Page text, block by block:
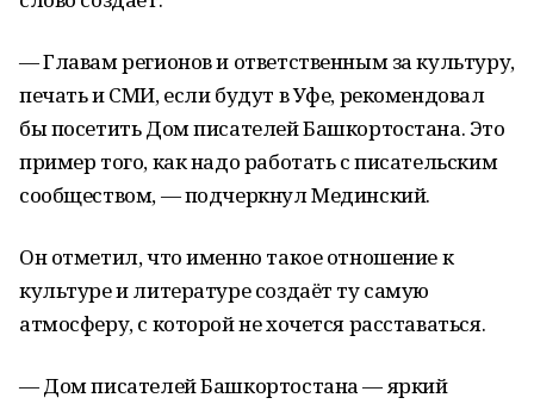
— Главам регионов и ответственным за культуру,
печать и СМИ, если будут в Уфе, рекомендовал
бы посетить Дом писателей Башкортостана. Это
пример того, как надо работать с писательским
сообществом, — подчеркнул Мединский.
Он отметил, что именно такое отношение к
культуре и литературе создаёт ту самую
атмосферу, с которой не хочется расставаться.
— Дом писателей Башкортостана — яркий